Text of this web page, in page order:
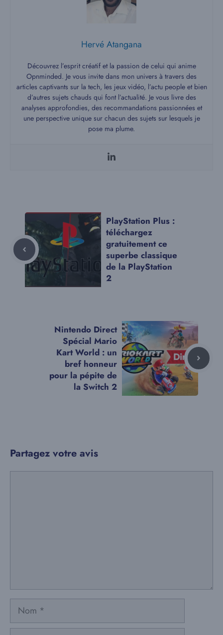
Hervé Atangana
Découvrez l’esprit créatif et la passion de celui qui anime
Opnminded. Je vous invite dans mon univers à travers des
articles captivants sur la tech, les jeux vidéo, l’actu people et bien
d’autres sujets chauds qui font l’actualité. Je vous livre des
analyses approfondies, des recommandations passionnées et
une perspective unique sur chacun des sujets sur lesquels je
pose ma plume.
PlayStation Plus :
téléchargez
gratuitement ce
superbe classique
de la PlayStation
2
Nintendo Direct
Spécial Mario
Kart World : un
bref honneur
pour la pépite de
la Switch 2
Partagez votre avis
Nom